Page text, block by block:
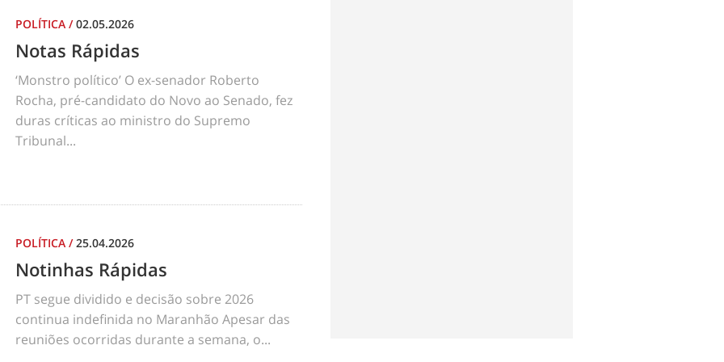
POLÍTICA /02.05.2026
Notas Rápidas
‘Monstro político’ O ex-senador Roberto
Rocha, pré-candidato do Novo ao Senado, fez
duras críticas ao ministro do Supremo
Tribunal...
POLÍTICA /25.04.2026
Notinhas Rápidas
PT segue dividido e decisão sobre 2026
continua indefinida no Maranhão Apesar das
reuniões ocorridas durante a semana, o...